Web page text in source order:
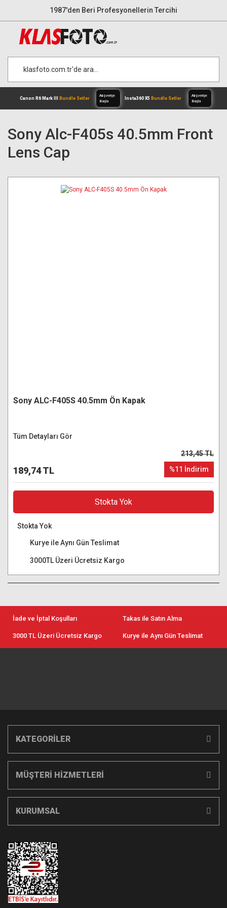
1987'den Beri Profesyonellerin Tercihi
Sony Alc-F405s 40.5mm Front
Lens Cap
Sony ALC-F405S 40.5mm Ön Kapak
Tüm Detayları Gör
189,74 TL
213,45 TL
%11 İndirim
Stokta Yok
Stokta Yok
Kurye ile Aynı Gün Teslimat
3000TL Üzeri Ücretsiz Kargo
İade ve İptal Koşulları Takas ile Satın Alma
3000 TL Üzeri Ücretsiz Kargo Kurye ile Aynı Gün Teslimat
KATEGORİLER
MÜŞTERİ HİZMETLERİ
KURUMSAL